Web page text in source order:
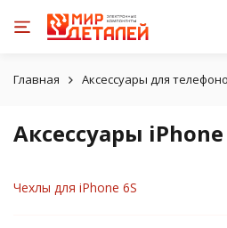
Главная Аксессуары для
Аксессуары iPhone
Чехлы для iPhone 6S